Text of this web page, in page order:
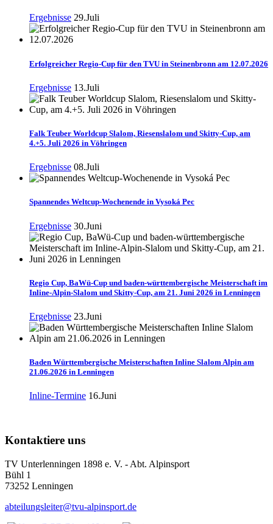
Ergebnisse 29.Juli
Erfolgreicher Regio-Cup für den TVU in Steinenbronn am 12.07.2026
Ergebnisse 13.Juli
Falk Teuber Worldcup Slalom, Riesenslalom und Skitty-Cup, am
4.+5. Juli 2026 in Vöhringen
Ergebnisse 08.Juli
Spannendes Weltcup-Wochenende in Vysoká Pec
Ergebnisse 30.Juni
Regio Cup, BaWü-Cup und baden-württembergische Meisterschaft im
Inline-Alpin-Slalom und Skitty-Cup, am 21. Juni 2026 in Lenningen
Ergebnisse 23.Juni
Baden Württembergische Meisterschaften Inline Slalom Alpin am
21.06.2026 in Lenningen
Inline-Termine 16.Juni
Kontaktiere uns
TV Unterlenningen 1898 e. V. - Abt. Alpinsport
Bühl 1
73252 Lenningen
abteilungsleiter@tvu-alpinsport.de